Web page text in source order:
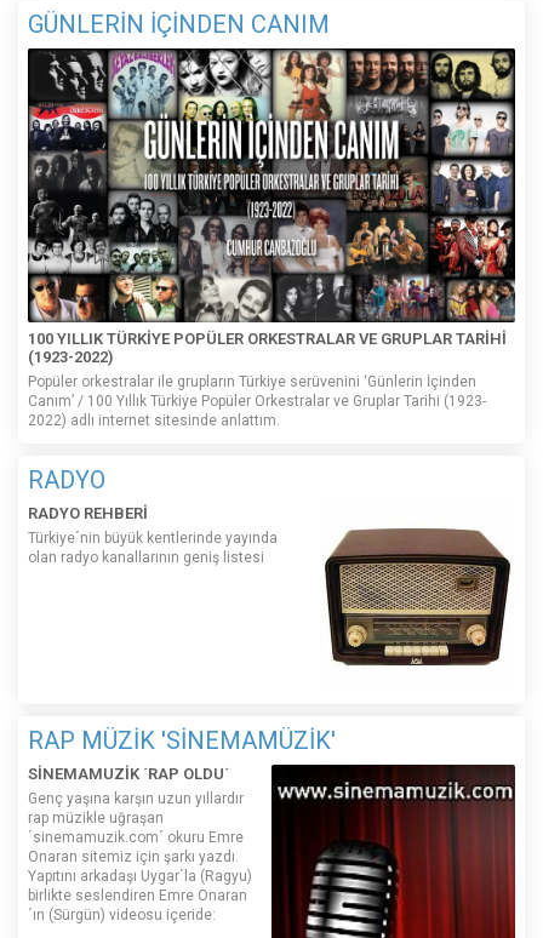
GÜNLERİN İÇİNDEN CANIM
100 YILLIK TÜRKİYE POPÜLER ORKESTRALAR VE GRUPLAR TARİHİ
(1923-2022)
Popüler orkestralar ile grupların Türkiye serüvenini ‘Günlerin İçinden
Canım’ / 100 Yıllık Türkiye Popüler Orkestralar ve Gruplar Tarihi (1923-
2022) adlı internet sitesinde anlattım.
RADYO
RADYO REHBERİ
Türkiye´nin büyük kentlerinde yayında
olan radyo kanallarının geniş listesi
RAP MÜZİK 'SİNEMAMÜZİK'
SİNEMAMUZİK ´RAP OLDU´
Genç yaşına karşın uzun yıllardır
rap müzikle uğraşan
´sinemamuzik.com´ okuru Emre
Onaran sitemiz için şarkı yazdı.
Yapıtını arkadaşı Uygar´la (Ragyu)
birlikte seslendiren Emre Onaran
´ın (Sürgün) videosu içeride: